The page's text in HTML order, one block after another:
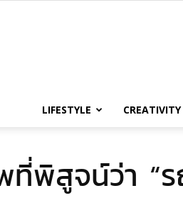
LIFESTYLE CREATIVITY
พิสูจน์ว่า “ร